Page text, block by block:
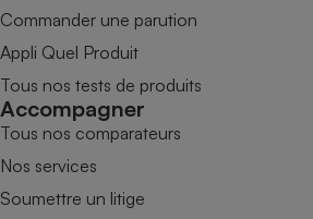
Commander une parution
Appli Quel Produit
Tous nos tests de produits
Accompagner
Tous nos comparateurs
Nos services
Soumettre un litige